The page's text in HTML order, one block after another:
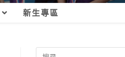
新生專區
Search